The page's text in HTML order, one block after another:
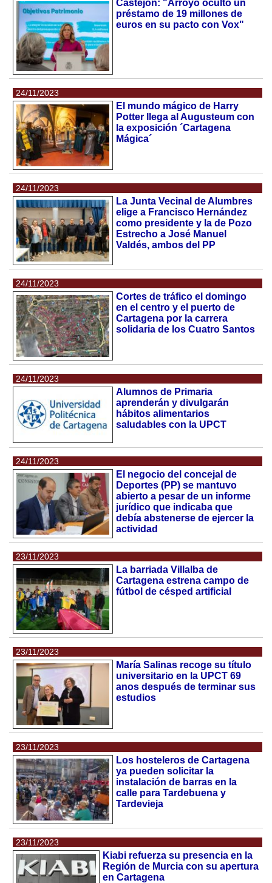
Castejon: "Arroyo ocultó un
préstamo de 19 millones de
euros en su pacto con Vox"
24/11/2023
El mundo mágico de Harry
Potter llega al Augusteum con
la exposición ´Cartagena
Mágica´
24/11/2023
La Junta Vecinal de Alumbres
elige a Francisco Hernández
como presidente y la de Pozo
Estrecho a José Manuel
Valdés, ambos del PP
24/11/2023
Cortes de tráfico el domingo
en el centro y el puerto de
Cartagena por la carrera
solidaria de los Cuatro Santos
24/11/2023
Alumnos de Primaria
aprenderán y divulgarán
hábitos alimentarios
saludables con la UPCT
24/11/2023
El negocio del concejal de
Deportes (PP) se mantuvo
abierto a pesar de un informe
jurídico que indicaba que
debía abstenerse de ejercer la
actividad
23/11/2023
La barriada Villalba de
Cartagena estrena campo de
fútbol de césped artificial
23/11/2023
María Salinas recoge su título
universitario en la UPCT 69
anos después de terminar sus
estudios
23/11/2023
Los hosteleros de Cartagena
ya pueden solicitar la
instalación de barras en la
calle para Tardebuena y
Tardevieja
23/11/2023
Kiabi refuerza su presencia en la
Región de Murcia con su apertura
en Cartagena